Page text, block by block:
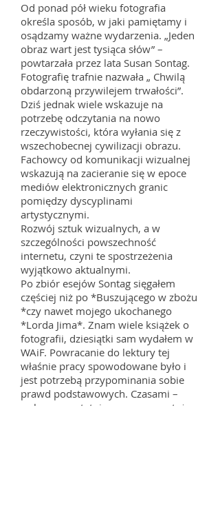
Od ponad pół wieku fotografia
określa sposób, w jaki pamiętamy i
osądzamy ważne wydarzenia. „Jeden
obraz wart jest tysiąca słów” –
powtarzała przez lata Susan Sontag.
Fotografię trafnie nazwała „ Chwilą
obdarzoną przywilejem trwałości”.
Dziś jednak wiele wskazuje na
potrzebę odczytania na nowo
rzeczywistości, która wyłania się z
wszechobecnej cywilizacji obrazu.
Fachowcy od komunikacji wizualnej
wskazują na zacieranie się w epoce
mediów elektronicznych granic
pomiędzy dyscyplinami
artystycznymi.
Rozwój sztuk wizualnych, a w
szczególności powszechność
internetu, czyni te spostrzeżenia
wyjątkowo aktualnymi.
Po zbiór esejów Sontag sięgałem
częściej niż po *Buszującego w zbożu
*czy nawet mojego ukochanego
*Lorda Jima*. Znam wiele książek o
fotografii, dziesiątki sam wydałem w
WAiF. Powracanie do lektury tej
właśnie pracy spowodowane było i
jest potrzebą przypominania sobie
prawd podstawowych. Czasami –
zwłaszcza ostatnio – powracam też